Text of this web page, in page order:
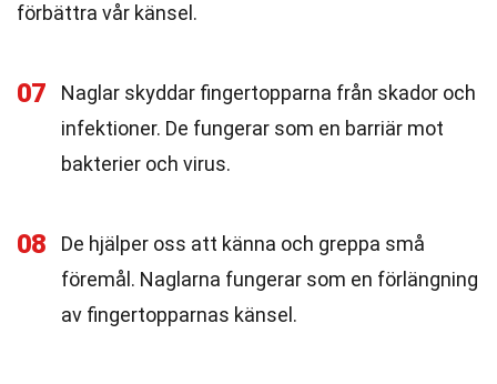
förbättra vår känsel.
07
Naglar skyddar fingertopparna från skador och
infektioner. De fungerar som en barriär mot
bakterier och virus.
08
De hjälper oss att känna och greppa små
föremål. Naglarna fungerar som en förlängning
av fingertopparnas känsel.